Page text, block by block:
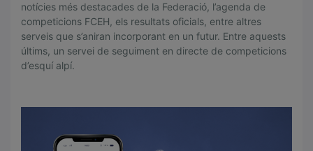
notícies més destacades de la Federació, l’agenda de
competicions FCEH, els resultats oficials, entre altres
serveis que s’aniran incorporant en un futur. Entre aquests
últims, un servei de seguiment en directe de competicions
d’esquí alpí.